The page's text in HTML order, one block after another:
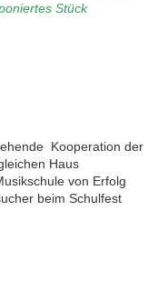
Stück
Kooperation der
Haus
von Erfolg
beim Schulfest